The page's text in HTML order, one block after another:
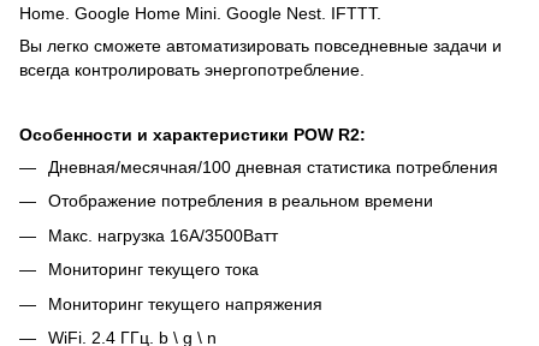
Home. Google Home Mini. Google Nest. IFTTT.
Вы легко сможете автоматизировать повседневные задачи и
всегда контролировать энергопотребление.
Особенности и характеристики POW R2:
Дневная/месячная/100 дневная статистика потребления
Отображение потребления в реальном времени
Макс. нагрузка 16А/3500Ватт
Мониторинг текущего тока
Мониторинг текущего напряжения
WiFi. 2.4 ГГц. b \ g \ n